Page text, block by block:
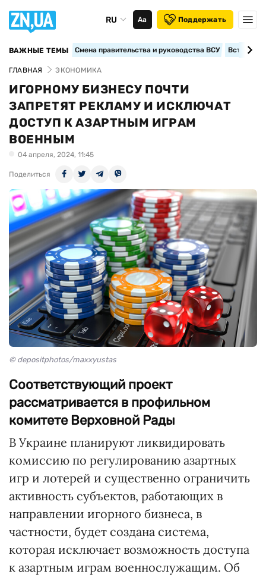
RU Аа Поддержать
ВАЖНЫЕ ТЕМЫ Смена правительства и руководства ВСУ
ГЛАВНАЯ ЭКОНОМИКА
ИГОРНОМУ БИЗНЕСУ ПОЧТИ
ЗАПРЕТЯТ РЕКЛАМУ И ИСКЛЮЧАТ
ДОСТУП К АЗАРТНЫМ ИГРАМ
ВОЕННЫМ
04 апреля, 2024, 11:45
Поделиться
© depositphotos/maxxyustas
Соответствующий проект
рассматривается в профильном
комитете Верховной Рады
В Украине планируют ликвидировать
комиссию по регулированию азартных
игр и лотерей и существенно ограничить
активность субъектов, работающих в
направлении игорного бизнеса, в
частности, будет создана система,
которая исключает возможность доступа
к азартным играм военнослужащим. Об